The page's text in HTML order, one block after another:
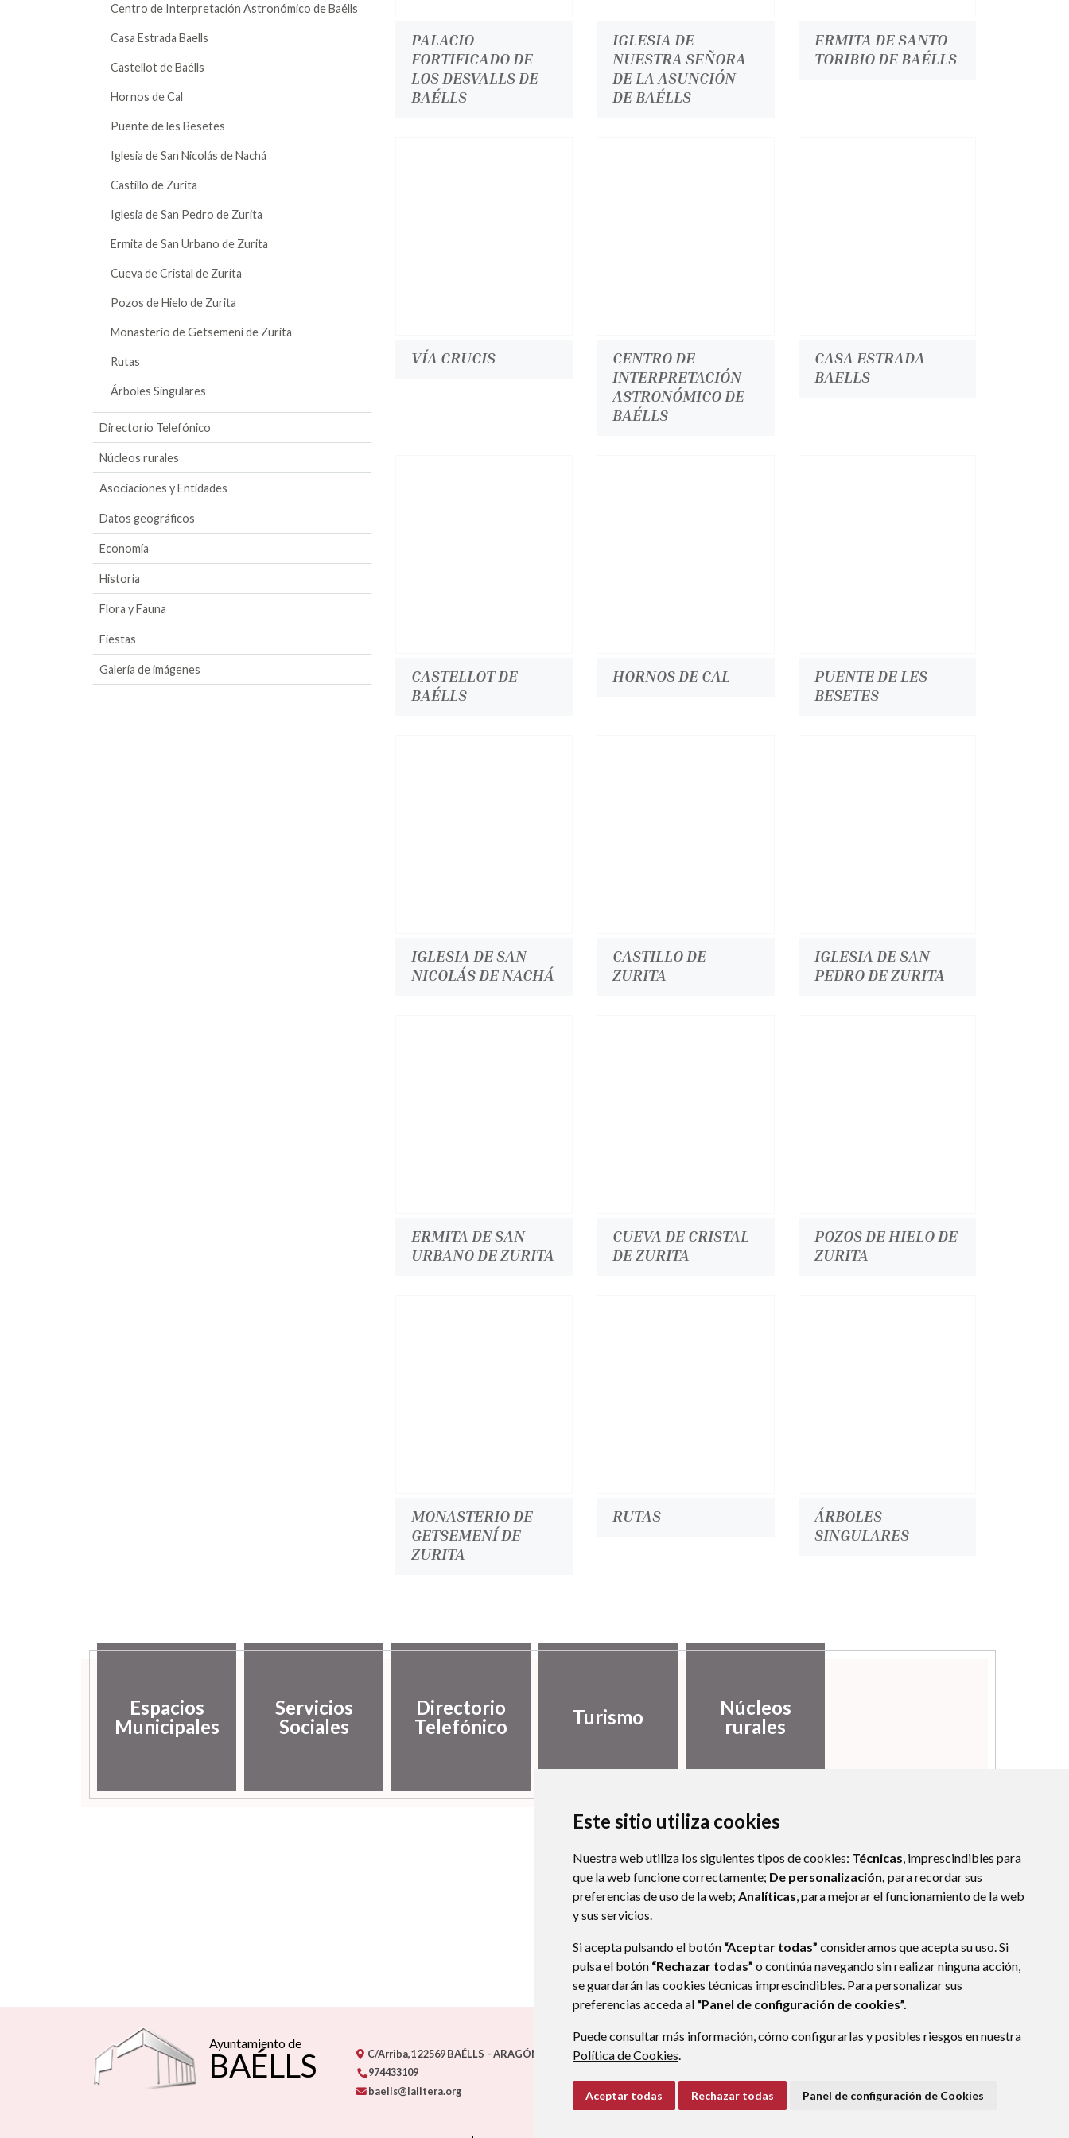
Este sitio utiliza cookies
Nuestra web utiliza los siguientes tipos de cookies: Técnicas, imprescindibles para
que la web funcione correctamente; De personalización, para recordar sus
preferencias de uso de la web; Analíticas, para mejorar el funcionamiento de la web
y sus servicios.
Si acepta pulsando el botón “Aceptar todas” consideramos que acepta su uso. Si
pulsa el botón “Rechazar todas” o continúa navegando sin realizar ninguna acción,
se guardarán las cookies técnicas imprescindibles. Para personalizar sus
preferencias acceda al “Panel de configuración de cookies”.
Puede consultar más información, cómo configurarlas y posibles riesgos en nuestra
Política de Cookies.
Aceptar todas Rechazar todas Panel de configuración de Cookies
Centro de Interpretación Astronómico de Baélls
Casa Estrada Baells
Castellot de Baélls
Hornos de Cal
Puente de les Besetes
Iglesia de San Nicolás de Nachá
Castillo de Zurita
Iglesia de San Pedro de Zurita
Ermita de San Urbano de Zurita
Cueva de Cristal de Zurita
Pozos de Hielo de Zurita
Monasterio de Getsemení de Zurita
Rutas
Árboles Singulares
Directorio Telefónico
Núcleos rurales
Asociaciones y Entidades
Datos geográficos
Economía
Historia
Flora y Fauna
Fiestas
Galería de imágenes
PALACIO
FORTIFICADO DE
LOS DESVALLS DE
BAÉLLS
IGLESIA DE
NUESTRA SEÑORA
DE LA ASUNCIÓN
DE BAÉLLS
ERMITA DE SANTO
TORIBIO DE BAÉLLS
VÍA CRUCIS
CENTRO DE
INTERPRETACIÓN
ASTRONÓMICO DE
BAÉLLS
CASA ESTRADA
BAELLS
CASTELLOT DE
BAÉLLS
HORNOS DE CAL
PUENTE DE LES
BESETES
IGLESIA DE SAN
NICOLÁS DE NACHÁ
CASTILLO DE
ZURITA
IGLESIA DE SAN
PEDRO DE ZURITA
ERMITA DE SAN
URBANO DE ZURITA
CUEVA DE CRISTAL
DE ZURITA
POZOS DE HIELO DE
ZURITA
MONASTERIO DE
GETSEMENÍ DE
ZURITA
RUTAS
ÁRBOLES
SINGULARES
Espacios
Municipales
Servicios
Sociales
Directorio
Telefónico
Turismo
Núcleos
rurales
Ayuntamiento de
BAÉLLS C/Arriba,122569BAÉLLS - ARAGÓN
(ESPAÑA)
974433109
baells@lalitera.org